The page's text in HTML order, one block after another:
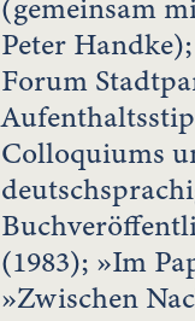
(gemeinsam
Peter
Forum
Colloquiums
(1983); »Im
»Zwischen